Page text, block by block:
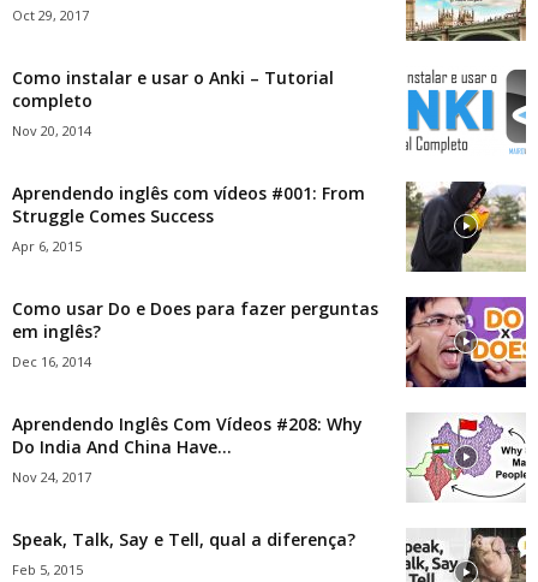
Oct 29, 2017
Como instalar e usar o Anki – Tutorial
completo
Nov 20, 2014
Aprendendo inglês com vídeos #001: From
Struggle Comes Success
Apr 6, 2015
Como usar Do e Does para fazer perguntas
em inglês?
Dec 16, 2014
Aprendendo Inglês Com Vídeos #208: Why
Do India And China Have...
Nov 24, 2017
Speak, Talk, Say e Tell, qual a diferença?
Feb 5, 2015